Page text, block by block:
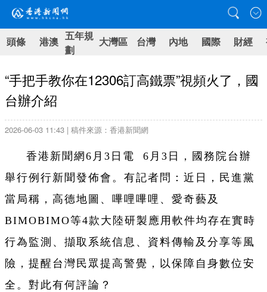
頭條 港澳 五年規
劃
大灣區 台灣 內地 國際 財經
“手把手教你在12306訂高鐵票”視頻火了，國
台辦介紹
2026-06-03 11:43 | 稿件來源：香港新聞網
香港新聞網6月3日電 6月3日，國務院台辦
舉行例行新聞發佈會。有記者問：近日，民進黨
當局稱，高德地圖、嗶哩嗶哩、愛奇藝及
BIMOBIMO等4款大陸研製應用軟件均存在實時
行為監測、擷取系統信息、資料傳輸及分享等風
險，提醒台灣民眾提高警覺，以保障自身數位安
全。對此有何評論？